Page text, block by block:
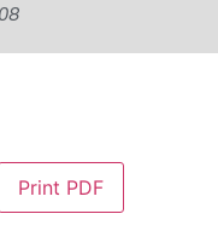
Print PDF